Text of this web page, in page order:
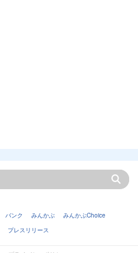
バンク みんかぶ
みんかぶChoice
プレスリリース